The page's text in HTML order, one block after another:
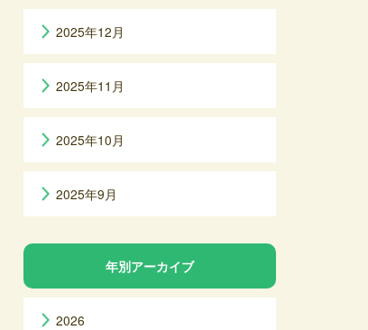
2025年12月
2025年11月
2025年10月
2025年9月
年別アーカイブ
2026